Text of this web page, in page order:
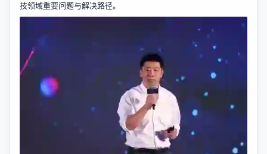
技领域重要问题与解决路径。